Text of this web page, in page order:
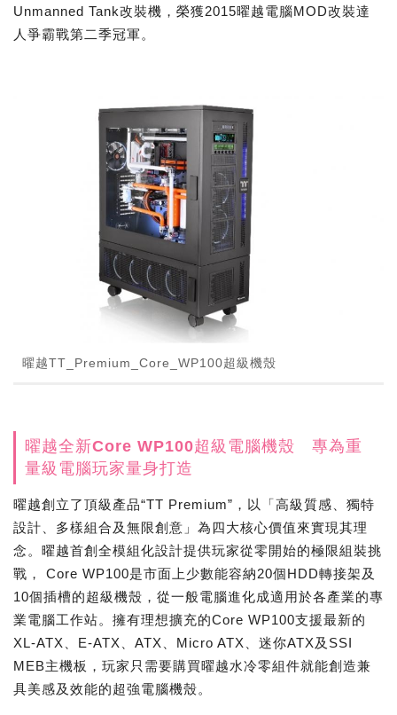
Unmanned Tank改裝機，榮獲2015曜越電腦MOD改裝達
人爭霸戰第二季冠軍。
曜越TT_Premium_Core_WP100超級機殼
曜越全新Core WP100超級電腦機殼 專為重
量級電腦玩家量身打造
曜越創立了頂級產品“TT Premium”，以「高級質感、獨特
設計、多樣組合及無限創意」為四大核心價值來實現其理
念。曜越首創全模組化設計提供玩家從零開始的極限組裝挑
戰， Core WP100是市面上少數能容納20個HDD轉接架及
10個插槽的超級機殼，從一般電腦進化成適用於各產業的專
業電腦工作站。擁有理想擴充的Core WP100支援最新的
XL-ATX、E-ATX、ATX、Micro ATX、迷你ATX及SSI
MEB主機板，玩家只需要購買曜越水冷零組件就能創造兼
具美感及效能的超強電腦機殼。